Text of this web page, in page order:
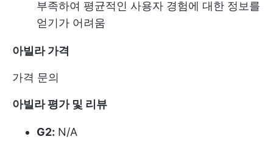
부족하여 평균적인 사용자 경험에 대한 정보를
얻기가 어려움
아빌라 가격
가격 문의
아빌라 평가 및 리뷰
G2: N/A